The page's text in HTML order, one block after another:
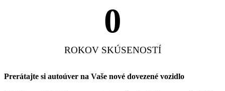
ROKOV SKÚSENOSTÍ
0
Prerátajte si autoúver na Vaše nové dovezené vozidlo